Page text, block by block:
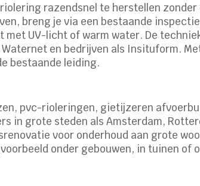
razendsnel te herstellen
breng je via een bestaande
UV-licht of warm water. De
en bedrijven als Insituform.
bestaande leiding.
pvc-rioleringen, gietijzeren
in grote steden als Amsterdam,
voor onderhoud aan grote
onder gebouwen, in tuinen of